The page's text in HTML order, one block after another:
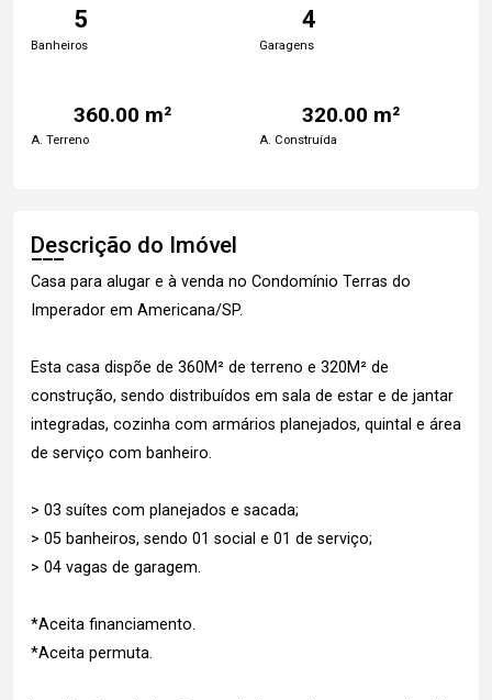
5
Banheiros
4
Garagens
360.00 m²
A. Terreno
320.00 m²
A. Construída
Descrição do Imóvel
Casa para alugar e à venda no Condomínio Terras do
Imperador em Americana/SP.
Esta casa dispõe de 360M² de terreno e 320M² de
construção, sendo distribuídos em sala de estar e de jantar
integradas, cozinha com armários planejados, quintal e área
de serviço com banheiro.
> 03 suítes com planejados e sacada;
> 05 banheiros, sendo 01 social e 01 de serviço;
> 04 vagas de garagem.
*Aceita financiamento.
*Aceita permuta.